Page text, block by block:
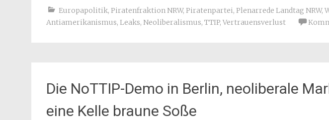
Europapolitik, Piratenfraktion NRW, Piratenpartei, Plenarrede Landtag NRW,
Antiamerikanismus, Leaks, Neoliberalismus, TTIP, Vertrauensverlust
Die NoTTIP-Demo in Berlin, neoliberale
eine Kelle braune Soße